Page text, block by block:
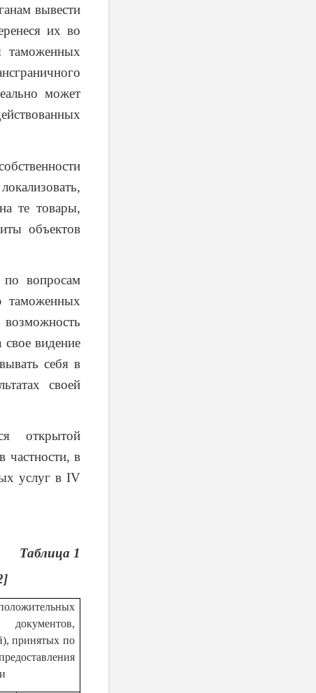
вывести
их во
таможенных
может
те товары,
объектов
по вопросам
таможенных
видение
себя в
своей
открытой
частности, в
услуг в IV
Таблица 1
принятых по